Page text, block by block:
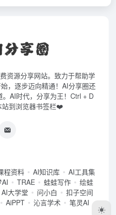
资源分享网站。致力于帮助学
，逐步迈向精通！AI分享圈还
AI时代，分享为王！Ctrl + D
到浏览器书签栏❤️
程资料 AI知识库
AI工具集
AI TRAE 蛙蛙写作
绘蛙
AI大学堂 问小白
扣子空间
AiPPT 沁言学术 笔灵AI